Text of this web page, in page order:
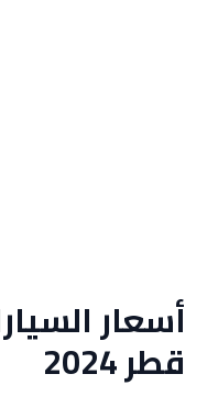
أسعار
قطر 2024